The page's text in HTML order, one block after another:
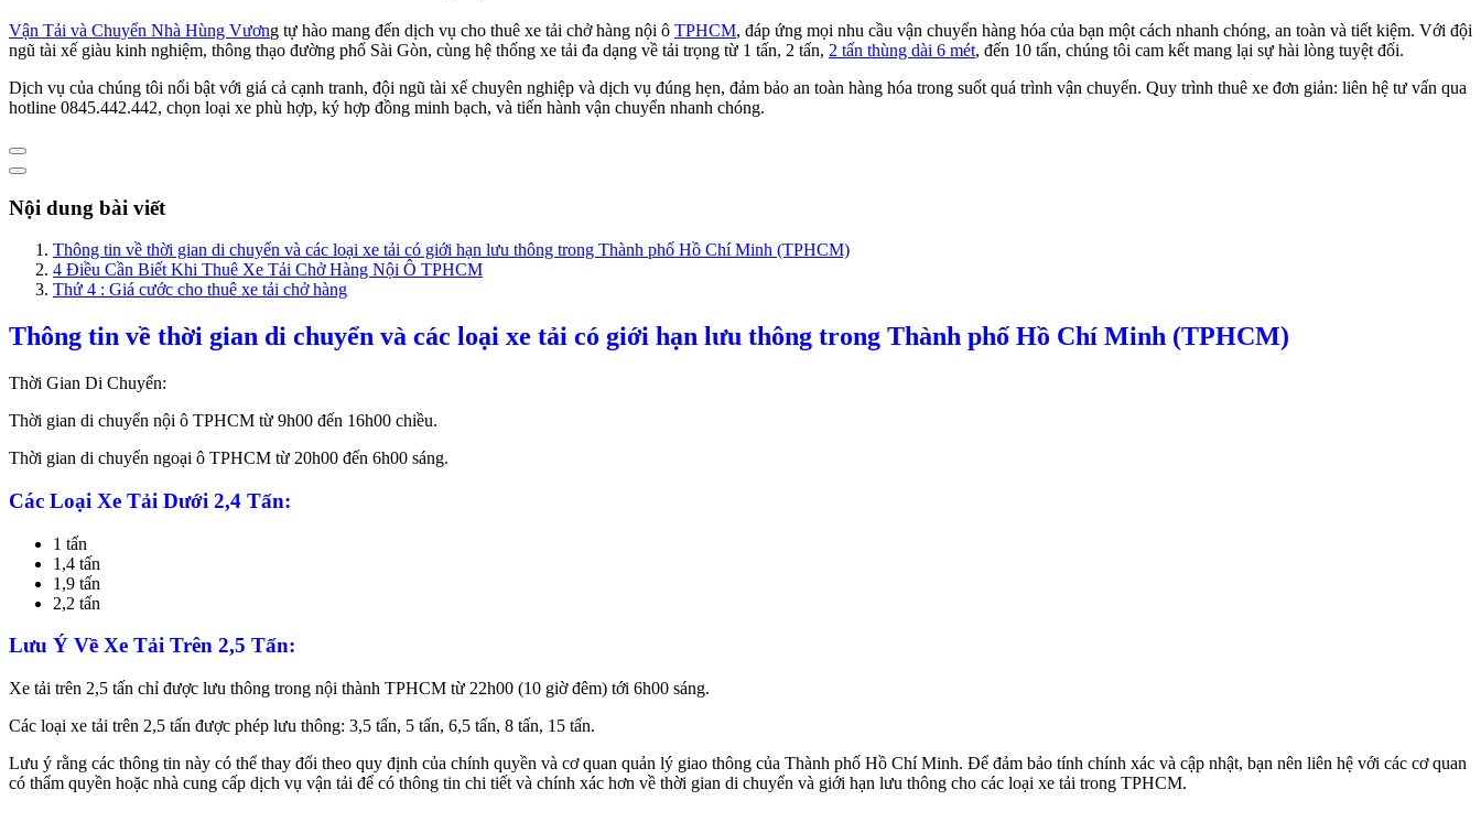
Vận Tải và Chuyển Nhà Hùng Vương tự hào mang đến dịch vụ cho thuê xe tải chở hàng nội ô TPHCM, đáp ứng mọi nhu cầu vận chuyển hàng hóa của bạn một cách nhanh chóng, an toàn và tiết kiệm. Với đội
ngũ tài xế giàu kinh nghiệm, thông thạo đường phố Sài Gòn, cùng hệ thống xe tải đa dạng về tải trọng từ 1 tấn, 2 tấn, 2 tấn thùng dài 6 mét, đến 10 tấn, chúng tôi cam kết mang lại sự hài lòng tuyệt đối.
Dịch vụ của chúng tôi nổi bật với giá cả cạnh tranh, đội ngũ tài xế chuyên nghiệp và dịch vụ đúng hẹn, đảm bảo an toàn hàng hóa trong suốt quá trình vận chuyển. Quy trình thuê xe đơn giản: liên hệ tư vấn qua
hotline 0845.442.442, chọn loại xe phù hợp, ký hợp đồng minh bạch, và tiến hành vận chuyển nhanh chóng.
Nội dung bài viết
Thông tin về thời gian di chuyển và các loại xe tải có giới hạn lưu thông trong Thành phố Hồ Chí Minh (TPHCM)
4 Điều Cần Biết Khi Thuê Xe Tải Chở Hàng Nội Ô TPHCM
Thứ 4 : Giá cước cho thuê xe tải chở hàng
Thông tin về thời gian di chuyển và các loại xe tải có giới hạn lưu thông trong Thành phố Hồ Chí Minh (TPHCM)
Thời Gian Di Chuyển:
Thời gian di chuyển nội ô TPHCM từ 9h00 đến 16h00 chiều.
Thời gian di chuyển ngoại ô TPHCM từ 20h00 đến 6h00 sáng.
Các Loại Xe Tải Dưới 2,4 Tấn:
1 tấn
1,4 tấn
1,9 tấn
2,2 tấn
Lưu Ý Về Xe Tải Trên 2,5 Tấn:
Xe tải trên 2,5 tấn chỉ được lưu thông trong nội thành TPHCM từ 22h00 (10 giờ đêm) tới 6h00 sáng.
Các loại xe tải trên 2,5 tấn được phép lưu thông: 3,5 tấn, 5 tấn, 6,5 tấn, 8 tấn, 15 tấn.
Lưu ý rằng các thông tin này có thể thay đổi theo quy định của chính quyền và cơ quan quản lý giao thông của Thành phố Hồ Chí Minh. Để đảm bảo tính chính xác và cập nhật, bạn nên liên hệ với các cơ quan
có thẩm quyền hoặc nhà cung cấp dịch vụ vận tải để có thông tin chi tiết và chính xác hơn về thời gian di chuyển và giới hạn lưu thông cho các loại xe tải trong TPHCM.